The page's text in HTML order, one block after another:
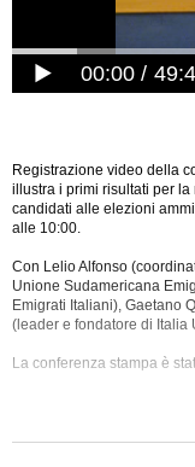
00:00
Registrazione video della
illustra i primi risultati per
candidati alle elezioni
alle 10:00.
Con Lelio Alfonso
Unione Sudamericana
Emigrati Italiani), Gaetano
(leader e fondatore di Italia
La conferenza stampa è
Stabilita', Marchini, Milano,